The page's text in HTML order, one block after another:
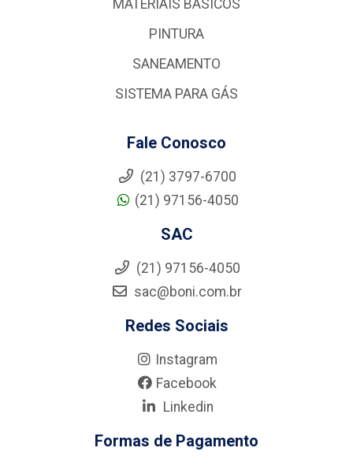
MATERIAIS BÁSICOS
PINTURA
SANEAMENTO
SISTEMA PARA GÁS
Fale Conosco
(21) 3797-6700
(21) 97156-4050
SAC
(21) 97156-4050
sac@boni.com.br
Redes Sociais
Instagram
Facebook
Linkedin
Formas de Pagamento